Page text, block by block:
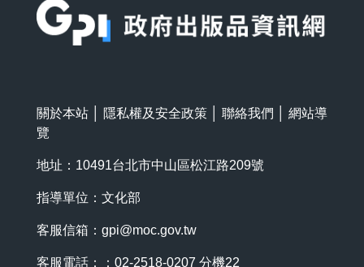
關於本站 隱私權及安全政策 聯絡我們
網站導
覽
地址：10491台北市中山區松江路209號
指導單位：文化部
客服信箱： gpi@moc.gov.tw
客服電話：：02-2518-0207 分機22